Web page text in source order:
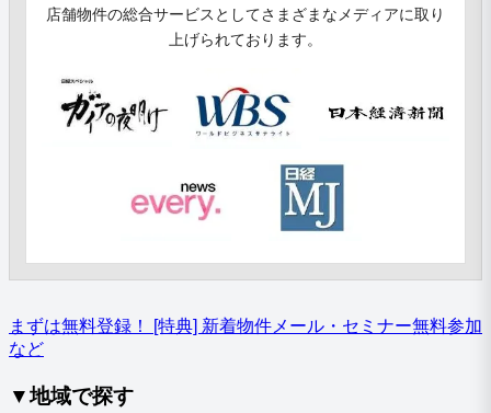
店舗物件の総合サービスとしてさまざまなメディアに取り
上げられております。
まずは無料登録！
[特典] 新着物件メール・セミナー無料参加
など
▼地域で探す